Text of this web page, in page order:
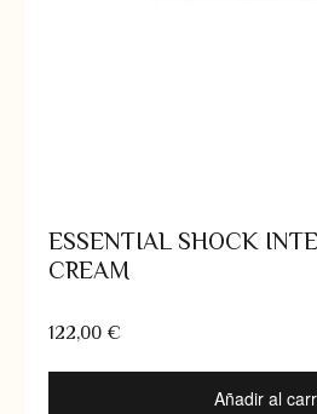
ESSENTIAL SHOCK
CREAM
122,00 €
Añadir al